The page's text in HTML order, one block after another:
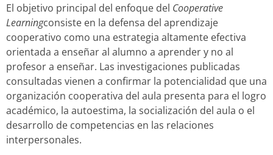
El objetivo principal del enfoque del Cooperative
Learningconsiste en la defensa del aprendizaje
cooperativo como una estrategia altamente efectiva
orientada a enseñar al alumno a aprender y no al
profesor a enseñar. Las investigaciones publicadas
consultadas vienen a confirmar la potencialidad que una
organización cooperativa del aula presenta para el logro
académico, la autoestima, la socialización del aula o el
desarrollo de competencias en las relaciones
interpersonales.